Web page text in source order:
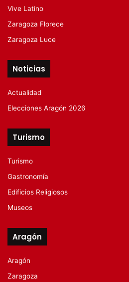
Vive Latino
Zaragoza Florece
Zaragoza Luce
Noticias
Actualidad
Elecciones Aragón 2026
Turismo
Turismo
Gastronomía
Edificios Religiosos
Museos
Aragón
Aragón
Zaragoza